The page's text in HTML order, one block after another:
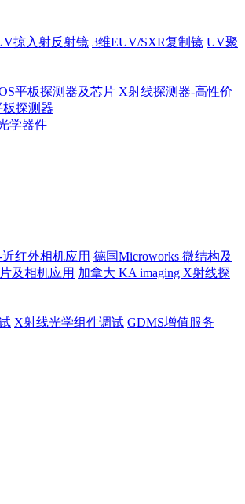
掠入射反射镜 3维EUV/SXR复制镜 UV聚
平板探测器及芯片 X射线探测器-高性价
探测器
学器件
红外相机应用 德国Microworks 微结构及
及相机应用 加拿大 KA imaging X射线探
X射线光学组件调试 GDMS增值服务